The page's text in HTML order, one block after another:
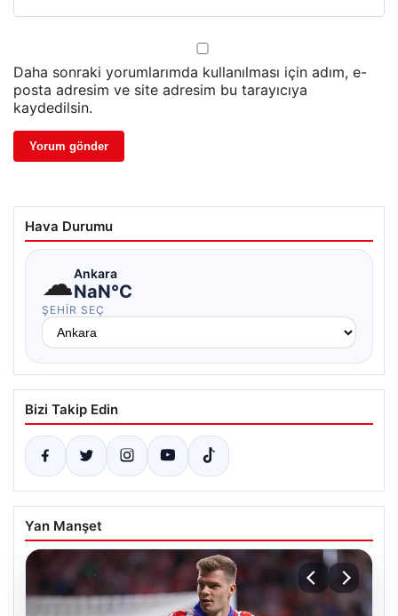
Daha sonraki yorumlarımda kullanılması için adım, e-
posta adresim ve site adresim bu tarayıcıya
kaydedilsin.
Hava Durumu
☁Ankara
NaN°C
ŞEHIR SEÇ
Bizi Takip Edin
Yan Manşet